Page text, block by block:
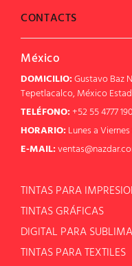
CONTACTS
México
DOMICILIO:Gustavo Baz
Tepetlacalco, México
TELÉFONO:+52 55 4777
HORARIO: Lunes a
E-MAIL:
TINTAS PARA
TINTAS GRÁFICAS
DIGITAL PARA
TINTAS PARA TEXTILES